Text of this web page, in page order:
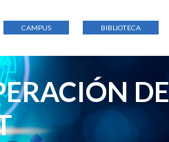
CAMPUS BIBLIOTECA
DE